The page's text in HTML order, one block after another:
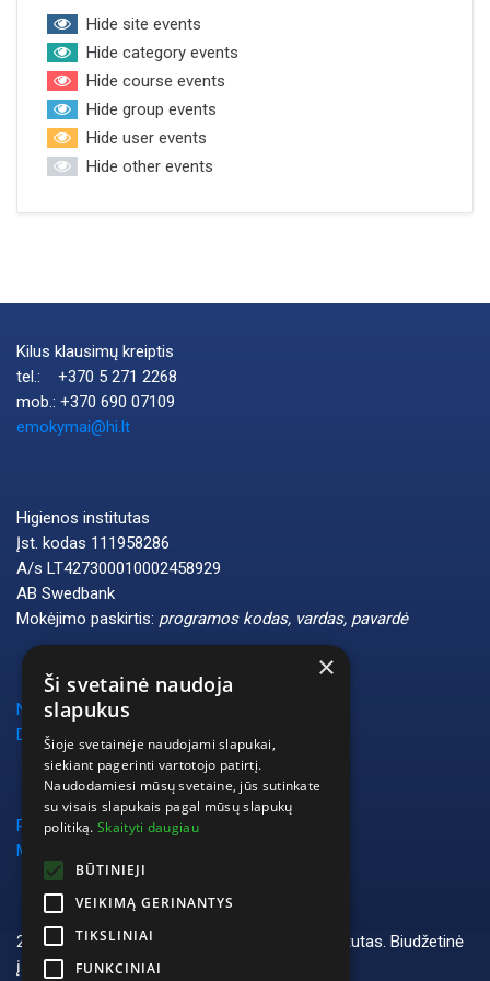
Hide site events
Hide category events
Hide course events
Hide group events
Hide user events
Hide other events
Kilus klausimų kreiptis
tel.: +370 5 271 2268
mob.: +370 690 07109
emokymai@hi.lt
Higienos institutas
Įst. kodas 111958286
A/s LT427300010002458929
AB Swedbank
Mokėjimo paskirtis: programos kodas, vardas, pavardė
Naudotojo vadovas
DUK
Privatumo politika
Mokymų vykdymo taisyklės
2024 Visos teisės saugomos © Higienos institutas. Biudžetinė
įstaiga. Studentų g. 45A, LT-08107 Vilnius
×
Ši svetainė naudoja
slapukus
Šioje svetainėje naudojami slapukai,
siekiant pagerinti vartotojo patirtį.
Naudodamiesi mūsų svetaine, jūs sutinkate
su visais slapukais pagal mūsų slapukų
politiką. Skaityti daugiau
BŪTINIEJI
VEIKIMĄ GERINANTYS
TIKSLINIAI
FUNKCINIAI